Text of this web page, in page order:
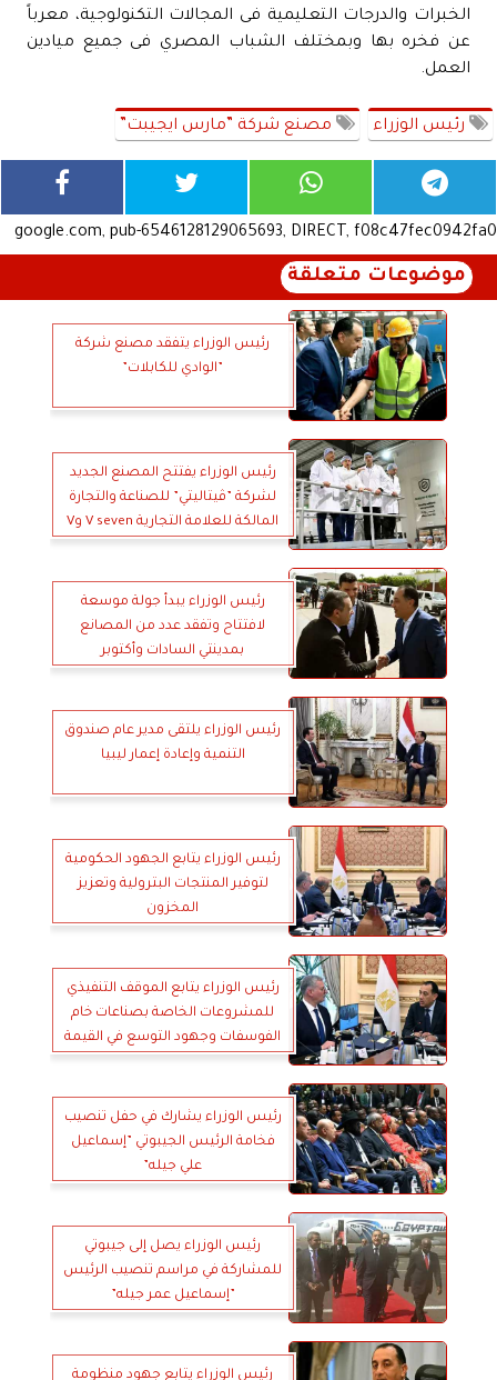
الخبرات والدرجات التعليمية فى المجالات التكنولوجية، معرباً
عن فخره بها وبمختلف الشباب المصري فى جميع ميادين
العمل.
رئيس الوزراء مصنع شركة ”مارس ايجيبت”
google.com, pub-6546128129065693, DIRECT, f08c47fec0942fa0
موضوعات متعلقة
رئيس الوزراء يتفقد مصنع شركة
”الوادي للكابلات”
رئيس الوزراء يفتتح المصنع الجديد
لشركة ”ڤيتاليتي” للصناعة والتجارة
المالكة للعلامة التجارية V seven وV
رئيس الوزراء يبدأ جولة موسعة
لافتتاح وتفقد عدد من المصانع
بمدينتي السادات وأكتوبر
رئيس الوزراء يلتقى مدير عام صندوق
التنمية وإعادة إعمار ليبيا
رئيس الوزراء يتابع الجهود الحكومية
لتوفير المنتجات البترولية وتعزيز
المخزون
رئيس الوزراء يتابع الموقف التنفيذي
للمشروعات الخاصة بصناعات خام
الفوسفات وجهود التوسع في القيمة
رئيس الوزراء يشارك في حفل تنصيب
فخامة الرئيس الجيبوتي ”إسماعيل
علي جيله”
رئيس الوزراء يصل إلى جيبوتي
للمشاركة في مراسم تنصيب الرئيس
”إسماعيل عمر جيله”
رئيس الوزراء يتابع جهود منظومة